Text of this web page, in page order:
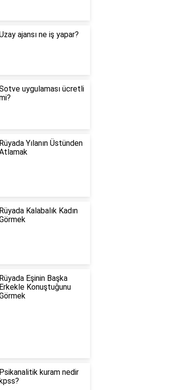
ajansı ne iş yapar?
uygulaması ücretli
Rüyada Yılanın Üstünden
Rüyada Kalabalık Kadın
Rüyada Eşinin Başka
Erkekle Konuştuğunu
Psikanalitik kuram nedir
kpss?